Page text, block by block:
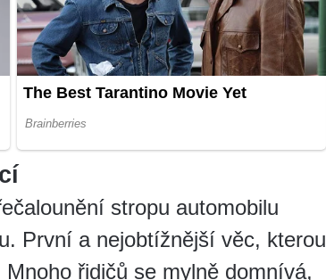
stropu automobilu
První a nejobtížnější věc, kterou
řidičů se mylně domnívá,